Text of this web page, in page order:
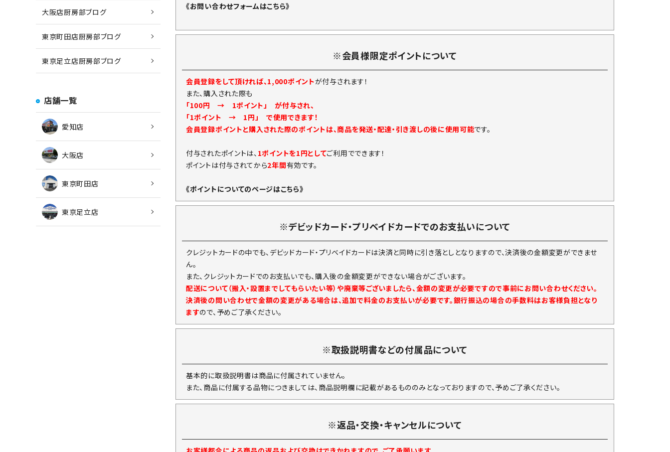
大阪店厨房部ブログ
東京町田店厨房部ブログ
東京足立店厨房部ブログ
店舗一覧
愛知店
大阪店
東京町田店
東京足立店
《お問い合わせフォームはこちら》
※会員様限定ポイントについて
会員登録をして頂ければ、1,000ポイントが付与されます！
また、購入された際も
「100円 → 1ポイント」 が付与され、
「1ポイント → 1円」 で使用できます！
会員登録ポイントと購入された際のポイントは、商品を発送・配達・引き渡しの後に使用可能です。
付与されたポイントは、 1ポイントを1円としてご利用でできます！
ポイントは付与されてから2年間有効です。
《ポイントについてのページはこちら》
※デビッドカード・プリベイドカードでのお支払いについて
クレジットカードの中でも、デビッドカード・プリベイドカードは決済と同時に引き落としとなりますので、決済後の金額変更ができませ
ん。
また、クレジットカードでのお支払いでも、購入後の金額変更ができない場合がございます。
配送について（搬入・設置までしてもらいたい等）や廃棄等ございましたら、金額の変更が必要ですので事前にお問い合わせください。
決済後の問い合わせで金額の変更がある場合は、追加で料金のお支払いが必要です。銀行振込の場合の手数料はお客様負担となり
ますので、予めご了承ください。
※取扱説明書などの付属品について
基本的に取扱説明書は商品に付属されていません。
また、商品に付属する品物につきましては、商品説明欄に記載があるもののみとなっておりますので、予めご了承ください。
※返品・交換・キャンセルについて